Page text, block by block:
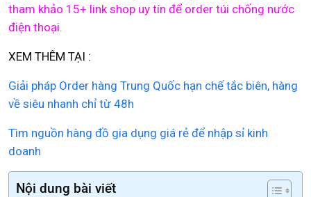
tham khảo 15+ link shop uy tín để order túi chống nước
điện thoại.
XEM THÊM TẠI :
Giải pháp Order hàng Trung Quốc hạn chế tắc biên, hàng
về siêu nhanh chỉ từ 48h
Tìm nguồn hàng đồ gia dụng giá rẻ để nhập sỉ kinh
doanh
Nội dung bài viết